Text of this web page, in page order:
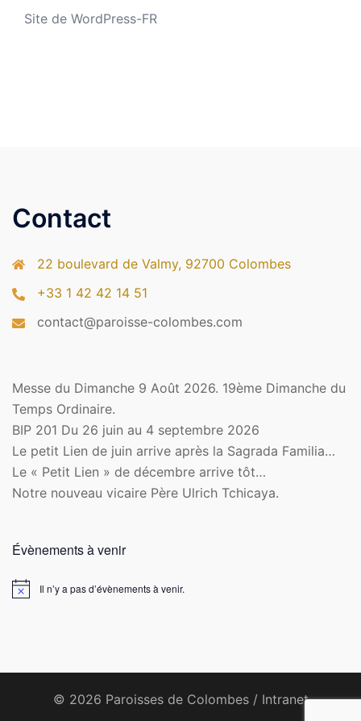
Site de WordPress-FR
Contact
22 boulevard de Valmy, 92700 Colombes
+33 1 42 42 14 51
contact@paroisse-colombes.com
Messe du Dimanche 9 Août 2026. 19ème Dimanche du
Temps Ordinaire.
BIP 201 Du 26 juin au 4 septembre 2026
Le petit Lien de juin arrive après la Sagrada Familia…
Le « Petit Lien » de décembre arrive tôt…
Notre nouveau vicaire Père Ulrich Tchicaya.
Évènements à venir
Notice Il n’y a pas d’évènements à venir.
© 2026 Paroisses de Colombes / Intranet